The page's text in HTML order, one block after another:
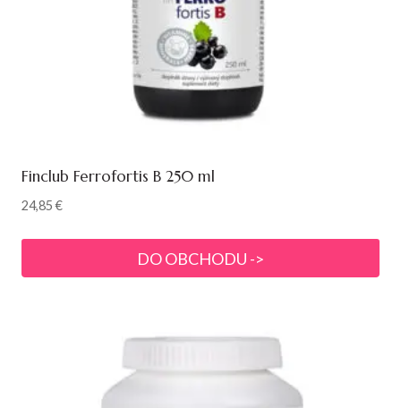
Finclub Ferrofortis B 250 ml
24,85€
DO OBCHODU ->